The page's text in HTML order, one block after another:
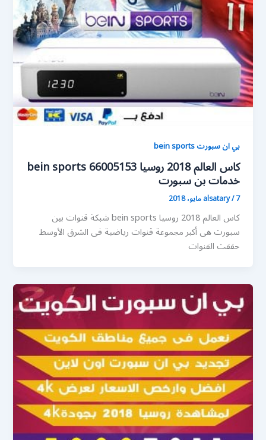
بي ان سبورت bein sports
كاس العالم 2018 روسيا bein sports 66005153
خدمات بن سبورت
alsatary/7 مايو، 2018
كاس العالم 2018 روسيا bein sports شبكة قنوات بين
سبورت هى أكبر مجموعة قنوات رياضية فى الشرق الأوسط
حققت القنوات